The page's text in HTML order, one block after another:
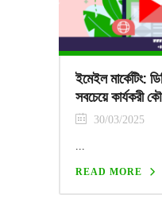
ইমেইল মার্কেটিং:
সবচেয়ে কার্যকরী
30/03/2025
...
READ MORE